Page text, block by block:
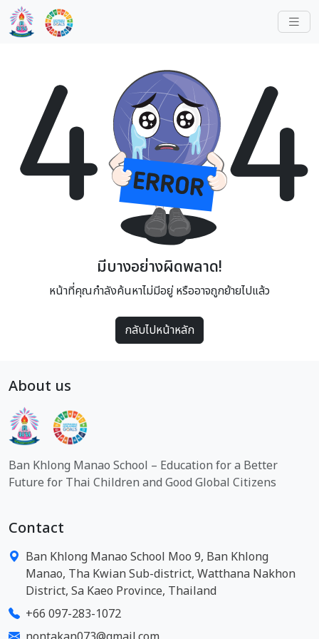
มีบางอย่างผิดพลาด!
หน้าที่คุณกำลังค้นหาไม่มีอยู่ หรืออาจถูกย้ายไปแล้ว
กลับไปหน้าหลัก
About us
Ban Khlong Manao School – Education for a Better
Future for Thai Children and Good Global Citizens
Contact
Ban Khlong Manao School Moo 9, Ban Khlong
Manao, Tha Kwian Sub-district, Watthana Nakhon
District, Sa Kaeo Province, Thailand
+66 097-283-1072